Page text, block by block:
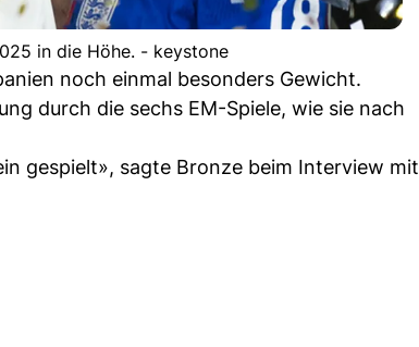
in die Höhe. - keystone
noch einmal besonders Gewicht.
durch die sechs EM-Spiele, wie sie nach
gespielt», sagte Bronze beim Interview mit